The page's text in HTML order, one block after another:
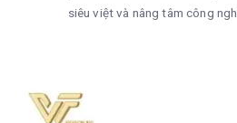
siêu việt và nâng tâm công